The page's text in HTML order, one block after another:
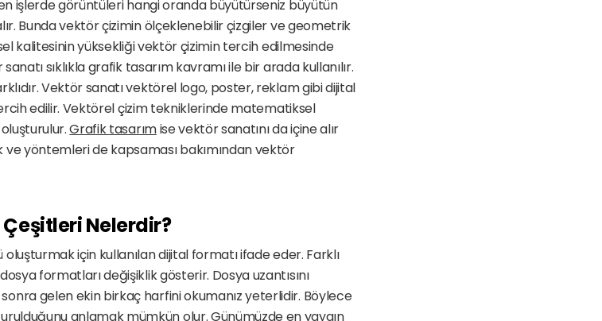
işlerde görüntüleri hangi oranda büyütürseniz büyütün
Bunda vektör çizimin ölçeklenebilir çizgiler ve geometrik
kalitesinin yüksekliği vektör çizimin tercih edilmesinde
sıklıkla grafik tasarım kavramı ile bir arada kullanılır.
Vektör sanatı vektörel logo, poster, reklam gibi dijital
edilir. Vektörel çizim tekniklerinde matematiksel
Grafik tasarım ise vektör sanatını da içine alır
yöntemleri de kapsaması bakımından vektör
Çeşitleri Nelerdir?
için kullanılan dijital formatı ifade eder. Farklı
formatları değişiklik gösterir. Dosya uzantısını
gelen ekin birkaç harfini okumanız yeterlidir. Böylece
anlamak mümkün olur. Günümüzde en yaygın